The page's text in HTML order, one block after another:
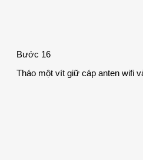
Bước 16
Tháo một vít giữ cáp anten wifi